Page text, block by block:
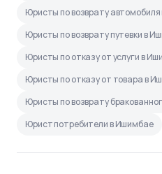
Юристы по возврату
Юристы по возврату путевки в
Юристы по отказу от услуги в
Юристы по отказу от товара в
Юристы по возврату
Юрист потребители в Ишимбае